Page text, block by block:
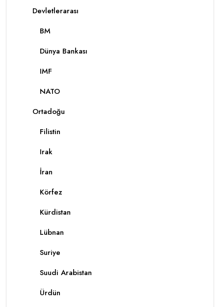
Devletlerarası
BM
Dünya Bankası
IMF
NATO
Ortadoğu
Filistin
Irak
İran
Körfez
Kürdistan
Lübnan
Suriye
Suudi Arabistan
Ürdün